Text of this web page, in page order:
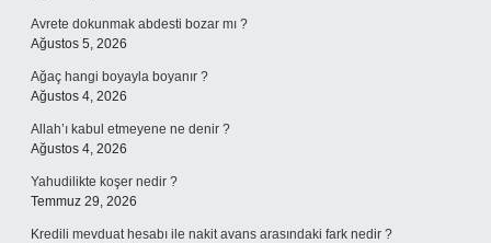
Avrete dokunmak abdesti bozar mı ?
Ağustos 5, 2026
Ağaç hangi boyayla boyanır ?
Ağustos 4, 2026
Allah’ı kabul etmeyene ne denir ?
Ağustos 4, 2026
Yahudilikte koşer nedir ?
Temmuz 29, 2026
Kredili mevduat hesabı ile nakit avans arasındaki fark nedir ?